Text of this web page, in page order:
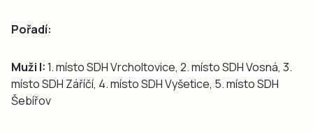
Pořadí:
Muži I:1. místo SDH Vrcholtovice, 2. místo SDH Vosná, 3.
místo SDH Záříčí, 4. místo SDH Vyšetice, 5. místo SDH
Šebířov